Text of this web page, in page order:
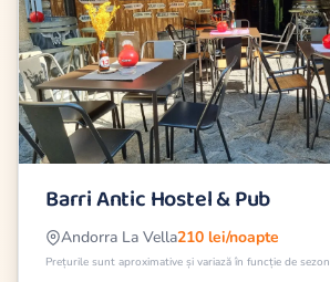
Barri Antic Hostel & Pub
Andorra La Vella210 lei/noapte
Prețurile sunt aproximative și variază în funcție de sezon